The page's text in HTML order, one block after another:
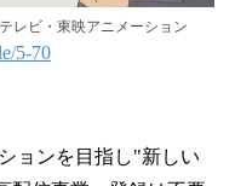
レビ・東映アニメーション
5-70
ョンを目指し"新しい